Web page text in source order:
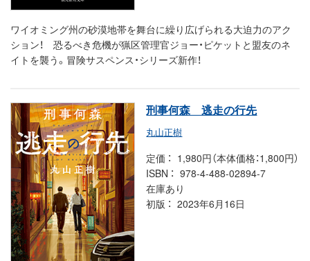
ワイオミング州の砂漠地帯を舞台に繰り広げられる大迫力のアク
ション！ 恐るべき危機が猟区管理官ジョー・ピケットと盟友のネ
イトを襲う。冒険サスペンス・シリーズ新作！
刑事何森 逃走の行先
丸山正樹
定価
1,980円（本体価格：1,800円）
ISBN
978-4-488-02894-7
在庫あり
初版
2023年6月16日